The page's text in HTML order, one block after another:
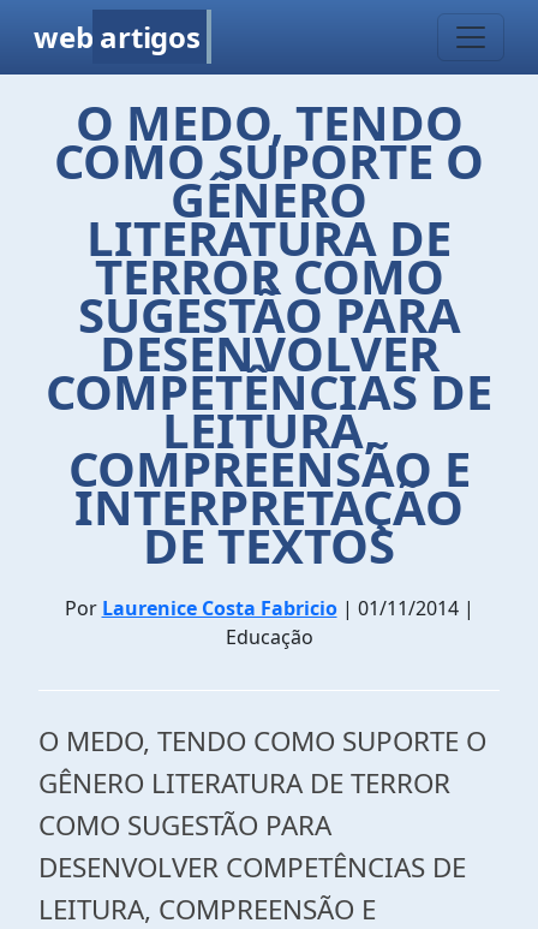
web artigos
O MEDO, TENDO
COMO SUPORTE O
GÊNERO
LITERATURA DE
TERROR COMO
SUGESTÃO PARA
DESENVOLVER
COMPETÊNCIAS DE
LEITURA,
COMPREENSÃO E
INTERPRETAÇÃO
DE TEXTOS
Por Laurenice Costa Fabricio| 01/11/2014 |
Educação
O MEDO, TENDO COMO SUPORTE O
GÊNERO LITERATURA DE TERROR
COMO SUGESTÃO PARA
DESENVOLVER COMPETÊNCIAS DE
LEITURA, COMPREENSÃO E